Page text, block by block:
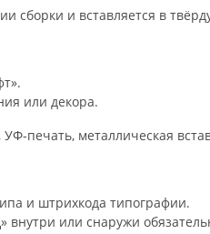
сборки и вставляется в
или декора.
печать, металлическая
и штрихкода типографии.
внутри или снаружи